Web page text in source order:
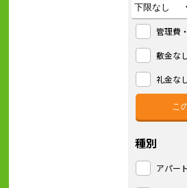
管理費
敷金な
礼金な
種別
アパート